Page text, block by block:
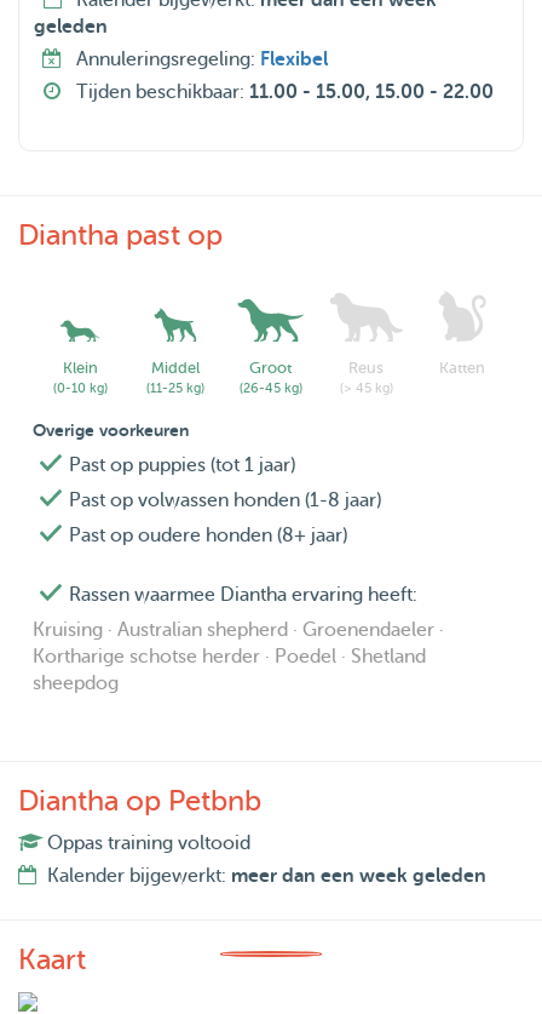
geleden
Annuleringsregeling: Flexibel
Tijden beschikbaar: 11.00 - 15.00, 15.00 - 22.00
Diantha past op
Klein
(0-10 kg)
Middel
(11-25 kg)
Groot
(26-45 kg)
Reus
(> 45 kg)
Katten
Overige voorkeuren
Past op puppies (tot 1 jaar)
Past op volwassen honden (1-8 jaar)
Past op oudere honden (8+ jaar)
Rassen waarmee Diantha ervaring heeft:
Kruising · Australian shepherd · Groenendaeler ·
Kortharige schotse herder · Poedel · Shetland
sheepdog
Diantha op Petbnb
Oppas training voltooid
Kalender bijgewerkt: meer dan een week geleden
Kaart